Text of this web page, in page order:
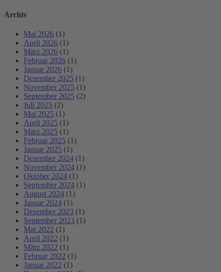
Archiv
Mai 2026 (1)
April 2026 (1)
März 2026 (1)
Februar 2026 (1)
Januar 2026 (1)
Dezember 2025 (1)
November 2025 (1)
September 2025 (2)
Juli 2025 (2)
Mai 2025 (1)
April 2025 (1)
März 2025 (1)
Februar 2025 (1)
Januar 2025 (1)
Dezember 2024 (1)
November 2024 (1)
Oktober 2024 (1)
September 2024 (1)
August 2024 (1)
Januar 2024 (1)
Dezember 2023 (1)
September 2023 (1)
Mai 2022 (1)
April 2022 (1)
März 2022 (1)
Februar 2022 (1)
Januar 2022 (1)